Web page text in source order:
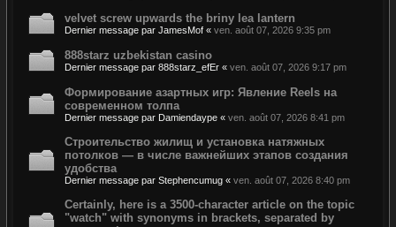
velvet screw upwards the briny lea lantern
Dernier message par JamesMof « ven. août 07, 2026 9:35 pm
888starz uzbekistan casino
Dernier message par 888starz_efEr « ven. août 07, 2026 9:17 pm
Формирование азартных игр: Явление Reels на
современном толпа
Dernier message par Damiendaype « ven. août 07, 2026 8:41 pm
Строительство жилищ и установка натяжных
потолков — в числе важнейших этапов создания
удобства
Dernier message par Stephencumug « ven. août 07, 2026 8:40 pm
Certainly, here is a 3500-character article on the topic
"watch" with synonyms in brackets, separated by